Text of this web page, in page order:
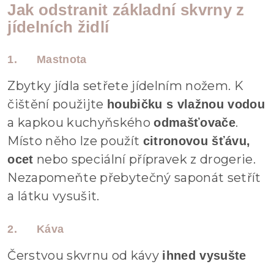
Jak odstranit základní skvrny z
jídelních židlí
1. Mastnota
Zbytky jídla setřete jídelním nožem. K
čištění použijte houbičku s vlažnou vodou
a kapkou kuchyňskéhoodmašťovače.
Místo něho lze použít citronovou šťávu,
ocet nebo speciální přípravek z drogerie.
Nezapomeňte přebytečný saponát setřít
a látku vysušit.
2. Káva
Čerstvou skvrnu od kávy ihned vysušte